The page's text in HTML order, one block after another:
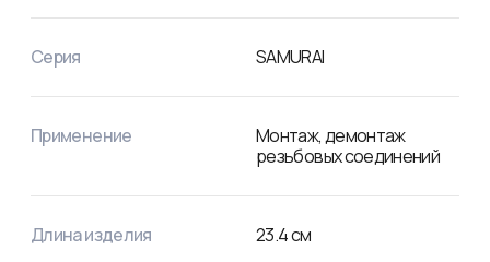
Серия SAMURAI
Применение
Монтаж, демонтаж
резьбовых соединений
Длина изделия 23.4см